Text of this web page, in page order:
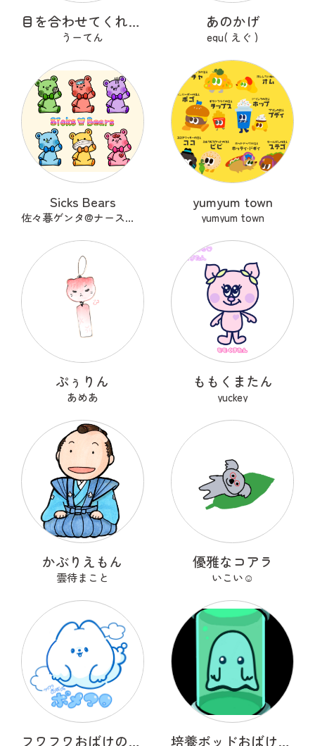
目を合わせてくれないコバンザメちゃん
うーてん
あのかげ
egu( えぐ )
Sicks Bears
佐々暮ゲンタ@ナース兼描き
yumyum town
yumyum town
ぷぅりん
あめあ
ももくまたん
yuckey
かぶりえもん
雲待まこと
優雅なコアラ
いこい☺︎
フワフワおばけのポメマロ 培養ポッドおばけ フライトン